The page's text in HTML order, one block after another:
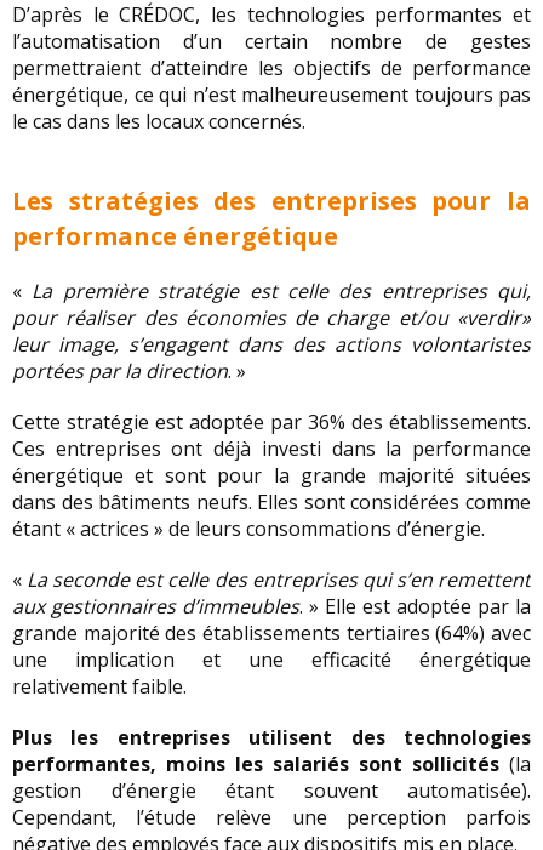
D’après le CRÉDOC, les technologies performantes et
l’automatisation d’un certain nombre de gestes
permettraient d’atteindre les objectifs de performance
énergétique, ce qui n’est malheureusement toujours pas
le cas dans les locaux concernés.
Les stratégies des entreprises pour la
performance énergétique
« La première stratégie est celle des entreprises qui,
pour réaliser des économies de charge et/ou «verdir»
leur image, s’engagent dans des actions volontaristes
portées par la direction. »
Cette stratégie est adoptée par 36% des établissements.
Ces entreprises ont déjà investi dans la performance
énergétique et sont pour la grande majorité situées
dans des bâtiments neufs. Elles sont considérées comme
étant « actrices » de leurs consommations d’énergie.
« La seconde est celle des entreprises qui s’en remettent
aux gestionnaires d’immeubles. » Elle est adoptée par la
grande majorité des établissements tertiaires (64%) avec
une implication et une efficacité énergétique
relativement faible.
Plus les entreprises utilisent des technologies
performantes, moins les salariés sont sollicités (la
gestion d’énergie étant souvent automatisée).
Cependant, l’étude relève une perception parfois
négative des employés face aux dispositifs mis en place.